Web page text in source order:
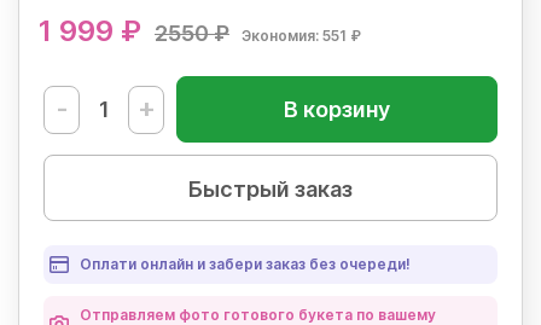
1 999 ₽ 2550 ₽ Экономия: 551 ₽
- + В корзину
Быстрый заказ
Оплати онлайн и забери заказ без очереди!
Отправляем фото готового букета по вашему